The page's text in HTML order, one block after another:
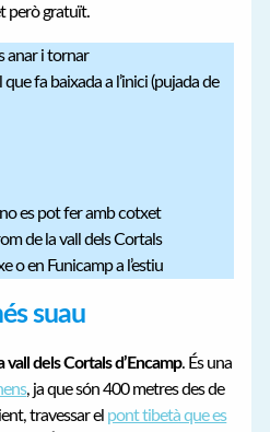
però gratuït.
anar i tornar
fa baixada a l’inici (pujada de
es pot fer amb cotxet
de la vall dels Cortals
o en Funicamp a l’estiu
suau
vall dels Cortals d’Encamp. És una
, ja que són 400 metres des de
travessar el pont tibetà que es